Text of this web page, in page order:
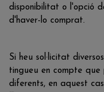
disponibilitat o l'opció
d'haver-lo comprat.
Si heu sol·licitat
tingueu en compte
diferents, en aquest